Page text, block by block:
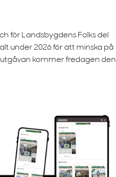
för Landsbygdens Folks del
under 2026 för att minska på
kommer fredagen den